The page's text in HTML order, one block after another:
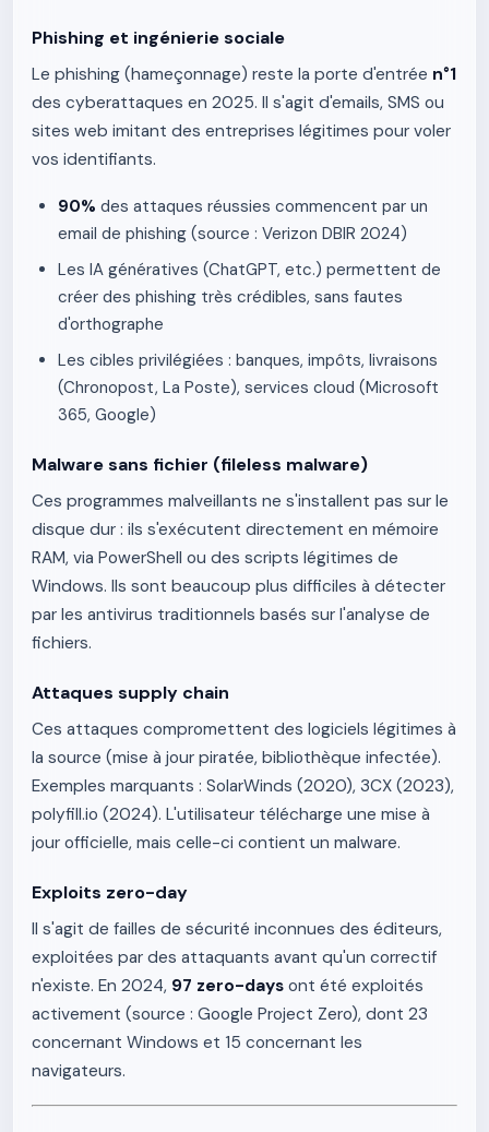
Phishing et ingénierie sociale
Le phishing (hameçonnage) reste la porte d'entrée n°1
des cyberattaques en 2025. Il s'agit d'emails, SMS ou
sites web imitant des entreprises légitimes pour voler
vos identifiants.
90% des attaques réussies commencent par un
email de phishing (source : Verizon DBIR 2024)
Les IA génératives (ChatGPT, etc.) permettent de
créer des phishing très crédibles, sans fautes
d'orthographe
Les cibles privilégiées : banques, impôts, livraisons
(Chronopost, La Poste), services cloud (Microsoft
365, Google)
Malware sans fichier (fileless malware)
Ces programmes malveillants ne s'installent pas sur le
disque dur : ils s'exécutent directement en mémoire
RAM, via PowerShell ou des scripts légitimes de
Windows. Ils sont beaucoup plus difficiles à détecter
par les antivirus traditionnels basés sur l'analyse de
fichiers.
Attaques supply chain
Ces attaques compromettent des logiciels légitimes à
la source (mise à jour piratée, bibliothèque infectée).
Exemples marquants : SolarWinds (2020), 3CX (2023),
polyfill.io (2024). L'utilisateur télécharge une mise à
jour officielle, mais celle-ci contient un malware.
Exploits zero-day
Il s'agit de failles de sécurité inconnues des éditeurs,
exploitées par des attaquants avant qu'un correctif
n'existe. En 2024, 97 zero-days ont été exploités
activement (source : Google Project Zero), dont 23
concernant Windows et 15 concernant les
navigateurs.